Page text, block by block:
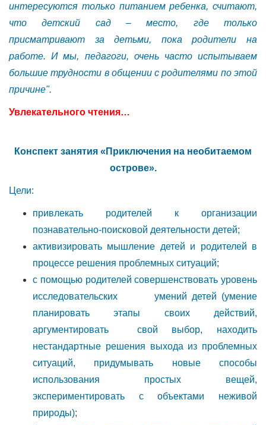
интересуются только питанием ребенка, считают,
что детский сад – место, где только
присматривают за детьми, пока родители на
работе. И мы, педагоги, очень часто испытываем
большие трудности в общении с родителями по этой
причине".
Увлекательного чтения…
Конспект занятия «Приключения на необитаемом
острове».
Цели:
привлекать родителей к организации
познавательно-поисковой деятельности детей;
активизировать мышление детей и родителей в
процессе решения проблемных ситуаций;
с помощью родителей совершенствовать уровень
исследовательских умений детей (умение
планировать этапы своих действий,
аргументировать свой выбор, находить
нестандартные решения выхода из проблемных
ситуаций, придумывать новые способы
использования простых вещей,
экспериментировать с объектами неживой
природы);